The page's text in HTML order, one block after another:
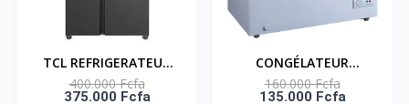
TCL REFRIGERATEUR
AMERICAIN DEUX
400.000 Fcfa
375.000 Fcfa
CONGÉLATEUR
HORIZONTAL 195
160.000 Fcfa
135.000 Fcfa